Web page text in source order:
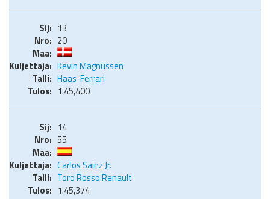
13
20
Kevin Magnussen
Haas-Ferrari
1.45,400
14
55
Carlos Sainz Jr.
Toro Rosso Renault
1.45,374